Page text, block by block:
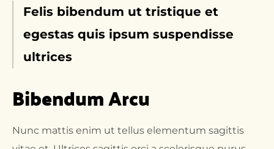
Felis bibendum ut tristique et
egestas quis ipsum suspendisse
ultrices
Bibendum Arcu
Nunc mattis enim ut tellus elementum sagittis